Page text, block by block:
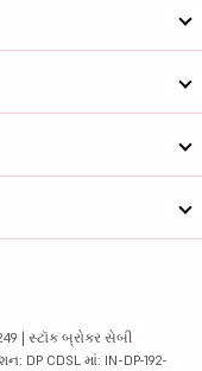
| સ્ટૉક બ્રોકર સેબી
DP CDSL માં: IN-DP-192-